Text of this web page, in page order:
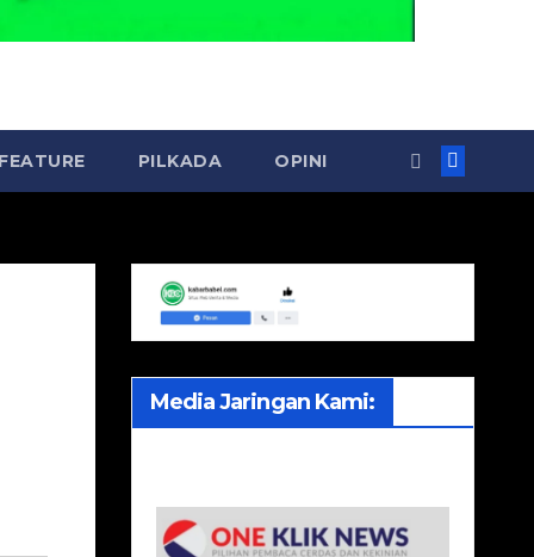
PILKADA OPINI
Media Jaringan Kami: